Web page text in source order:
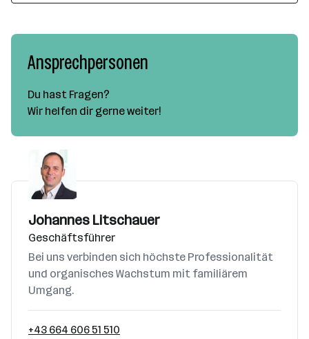
Ansprechpersonen
Du hast Fragen?
Wir helfen dir gerne weiter!
Johannes Litschauer
Geschäftsführer
Bei uns verbinden sich höchste Professionalität
und organisches Wachstum mit familiärem
Umgang.
+43 664 606 51 510